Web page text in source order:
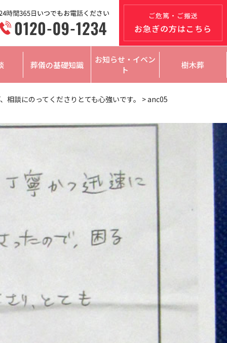
ご危篤・ご搬送
お急ぎの方はこちら
葬儀の基礎知識
お知らせ・イベン
ト
樹木葬
相談にのってくださりとても心強いです。 >anc05